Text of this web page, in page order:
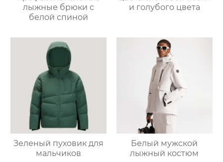
лыжные брюки с
белой спиной
и голубого цвета
Зеленый пуховик для
мальчиков
Белый мужской
лыжный костюм